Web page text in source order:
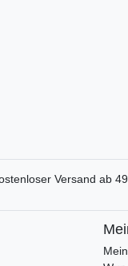
Versand ab